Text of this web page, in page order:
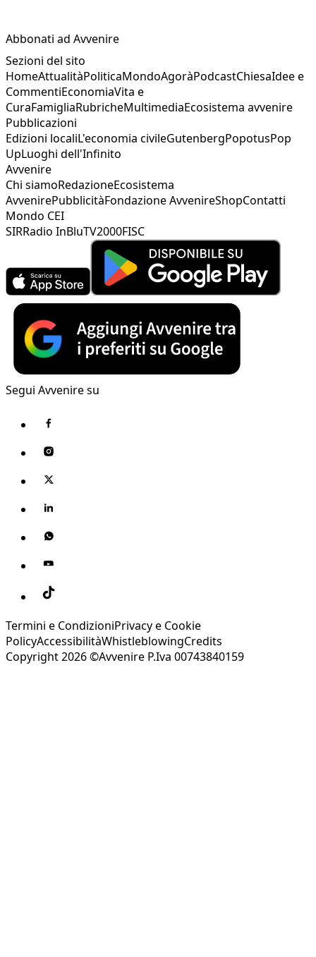
Abbonati ad Avvenire
Sezioni del sito
HomeAttualitàPoliticaMondoAgoràPodcastChiesaIdee e
CommentiEconomiaVita e
CuraFamigliaRubricheMultimediaEcosistema avvenire
Pubblicazioni
Edizioni localiL'economia civileGutenbergPopotusPop
UpLuoghi dell'Infinito
Avvenire
Chi siamoRedazioneEcosistema
AvvenirePubblicitàFondazione AvvenireShopContatti
Mondo CEI
SIRRadio InBluTV2000FISC
Segui Avvenire su
Termini e CondizioniPrivacy e Cookie
PolicyAccessibilitàWhistleblowingCredits
Copyright 2026 ©Avvenire P.Iva 00743840159